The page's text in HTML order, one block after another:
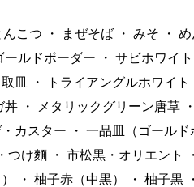
んこつ ・ まぜそば ・ みそ ・ め
ールドボーダー ・ サビホワイト
皿 ・ トライアングルホワイト
丼 ・ メタリックグリーン唐草 ・
カスター ・ 一品皿（ゴールド
つけ麵 ・ 市松黒・オリエント ・
・ 柚子赤（中黒） ・ 柚子黒 ・